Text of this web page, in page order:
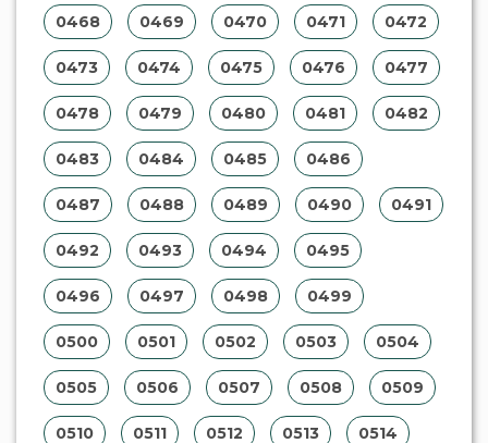
0468 0469 0470 0471 0472
0473 0474 0475 0476 0477
0478 0479 0480 0481 0482
0483 0484 0485 0486
0487 0488 0489 0490 0491
0492 0493 0494 0495
0496 0497 0498 0499
0500 0501 0502 0503 0504
0505 0506 0507 0508 0509
0510 0511 0512 0513 0514